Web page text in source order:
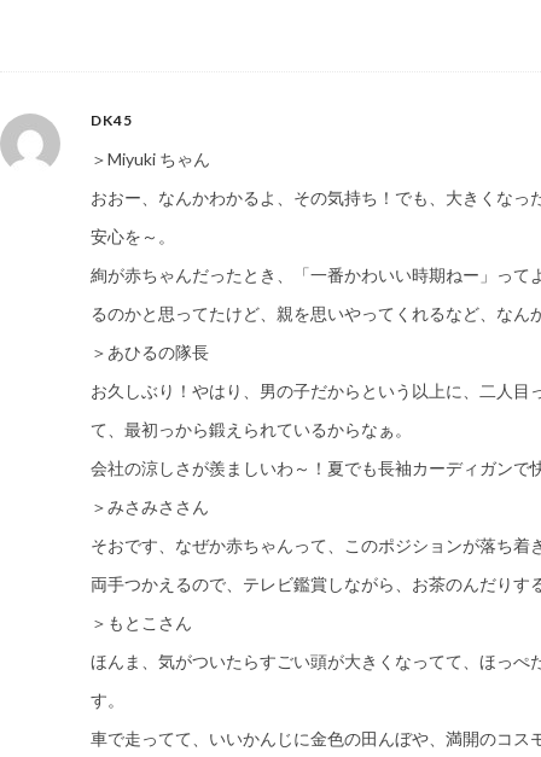
DK45
＞Miyuki ちゃん
おおー、なんかわかるよ、その気持ち！でも、大きくな
安心を～。
絢が赤ちゃんだったとき、「一番かわいい時期ねー」っ
るのかと思ってたけど、親を思いやってくれるなど、な
＞あひるの隊長
お久しぶり！やはり、男の子だからという以上に、二人
て、最初っから鍛えられているからなぁ。
会社の涼しさが羨ましいわ～！夏でも長袖カーディガン
＞みさみささん
そおです、なぜか赤ちゃんって、このポジションが落ち着
両手つかえるので、テレビ鑑賞しながら、お茶のんだりす
＞もとこさん
ほんま、気がついたらすごい頭が大きくなってて、ほっ
す。
車で走ってて、いいかんじに金色の田んぼや、満開のコ